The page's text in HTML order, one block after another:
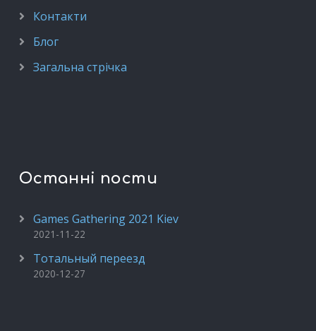
Контакти
Блог
Загальна стрічка
Останні пости
Games Gathering 2021 Kiev
2021-11-22
Тотальный переезд
2020-12-27